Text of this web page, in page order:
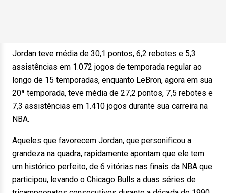
Jordan teve média de 30,1 pontos, 6,2 rebotes e 5,3
assistências em 1.072 jogos de temporada regular ao
longo de 15 temporadas, enquanto LeBron, agora em sua
20ª temporada, teve média de 27,2 pontos, 7,5 rebotes e
7,3 assistências em 1.410 jogos durante sua carreira na
NBA.
Aqueles que favorecem Jordan, que personificou a
grandeza na quadra, rapidamente apontam que ele tem
um histórico perfeito, de 6 vitórias nas finais da NBA que
participou, levando o Chicago Bulls a duas séries de